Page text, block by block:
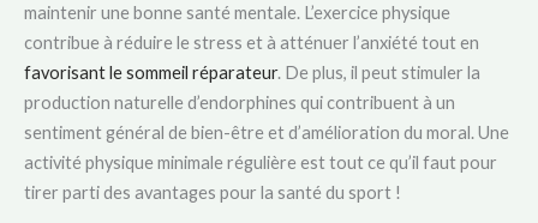
maintenir une bonne santé mentale. L’exercice physique
contribue à réduire le stress et à atténuer l’anxiété tout en
favorisant le sommeil réparateur. De plus, il peut stimuler la
production naturelle d’endorphines qui contribuent à un
sentiment général de bien-être et d’amélioration du moral. Une
activité physique minimale régulière est tout ce qu’il faut pour
tirer parti des avantages pour la santé du sport !